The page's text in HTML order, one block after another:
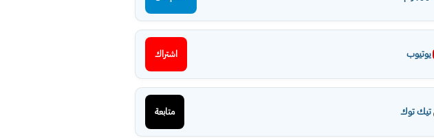
يوتيوب اشتراك
تيك توك متابعة